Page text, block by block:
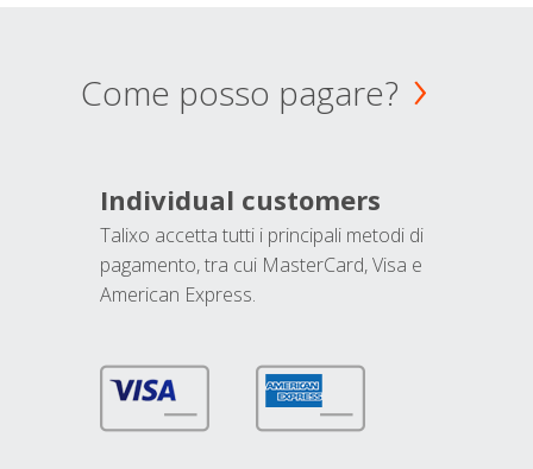
Come posso pagare?
Individual customers
Talixo accetta tutti i principali metodi di
pagamento, tra cui MasterCard, Visa e
American Express.